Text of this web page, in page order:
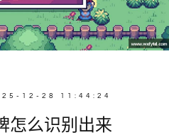
12-28 11:44:24
怎么识别出来